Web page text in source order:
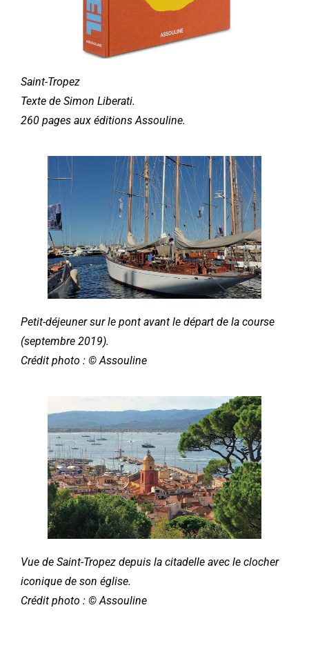
Saint-Tropez
Texte de Simon Liberati.
260 pages aux éditions Assouline.
Petit-déjeuner sur le pont avant le départ de la course
(septembre 2019).
Crédit photo : © Assouline
Vue de Saint-Tropez depuis la citadelle avec le clocher
iconique de son église.
Crédit photo : © Assouline